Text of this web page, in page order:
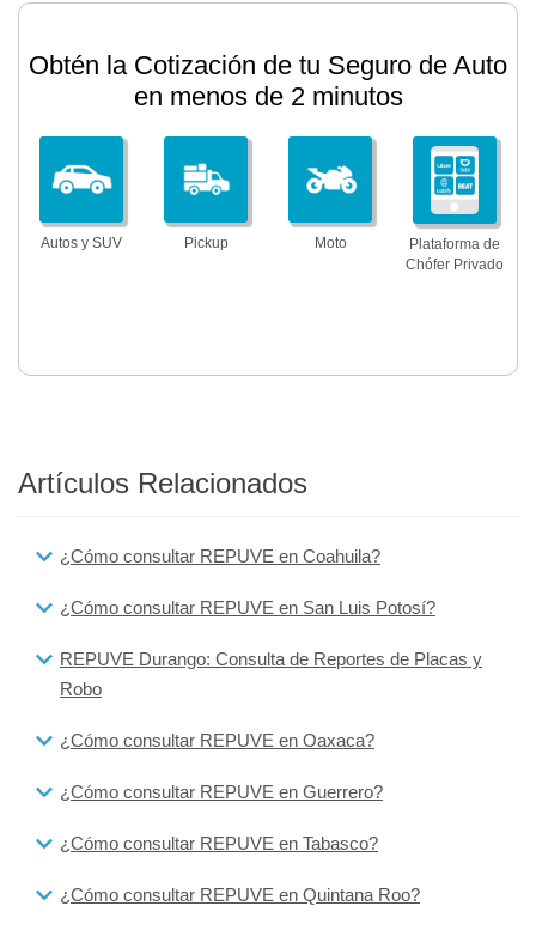
Obtén la Cotización de tu Seguro de Auto
en menos de 2 minutos
Autos y SUV Pickup Moto
Plataforma de
Chófer Privado
Artículos Relacionados
¿Cómo consultar REPUVE en Coahuila?
¿Cómo consultar REPUVE en San Luis Potosí?
REPUVE Durango: Consulta de Reportes de Placas y
Robo
¿Cómo consultar REPUVE en Oaxaca?
¿Cómo consultar REPUVE en Guerrero?
¿Cómo consultar REPUVE en Tabasco?
¿Cómo consultar REPUVE en Quintana Roo?